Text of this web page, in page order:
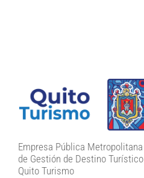
Empresa Pública Metropolitana
de Gestión de Destino Turístico
Quito Turismo